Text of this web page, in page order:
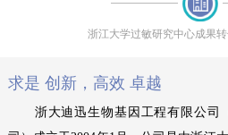
浙江大学过敏研究中心成果
求是 创新，高效 卓越
浙大迪迅生物基因工程有限公司
食
科
联